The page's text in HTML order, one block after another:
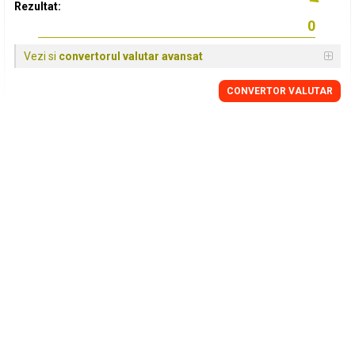
Rezultat:
Vezi si convertorul valutar avansat
CONVERTOR VALUTAR